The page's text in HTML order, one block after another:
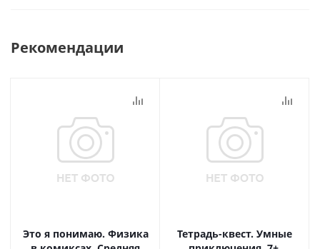
Рекомендации
Это я понимаю. Физика
Тетрадь-квест. Умные